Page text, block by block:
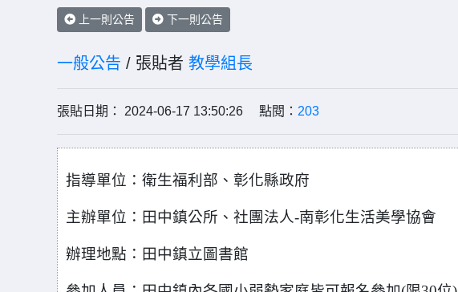
上一則公告 下一則公告
一般公告 / 張貼者 教學組長
張貼日期： 2024-06-17 13:50:26 點閱： 203
指導單位：衛生福利部、彰化縣政府
主辦單位：田中鎮公所、社團法人-南彰化生活美學協會
辦理地點：田中鎮立圖書館